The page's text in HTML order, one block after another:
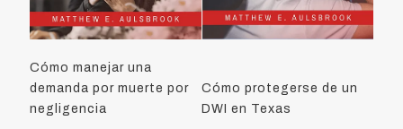
Cómo manejar una
demanda por muerte por
negligencia
Cómo protegerse de un
DWI en Texas